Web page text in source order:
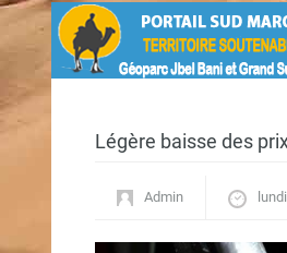
Légère baisse des
Admin